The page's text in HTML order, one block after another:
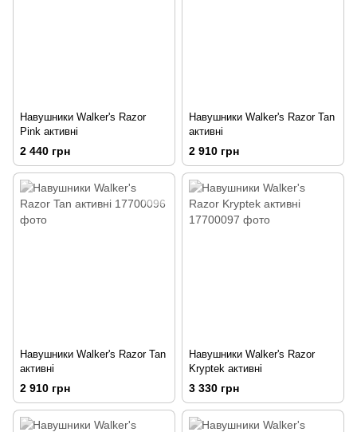
Навушники Walker's Razor
Pink активні
2 440 грн
Навушники Walker's Razor Tan
активні
2 910 грн
Навушники Walker's Razor Tan
активні
2 910 грн
Навушники Walker's Razor
Kryptek активні
3 330 грн